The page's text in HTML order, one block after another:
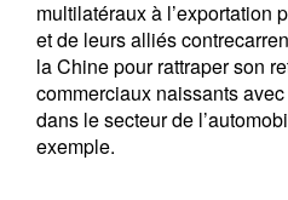
multilatéraux à l’exportation
et de leurs alliés
la Chine pour rattraper son
commerciaux naissants
dans le secteur de
exemple.